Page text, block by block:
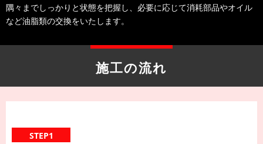
隅々までしっかりと状態を把握し、必要に応じて消耗部品やオイル
など油脂類の交換をいたします。
施工の流れ
STEP1